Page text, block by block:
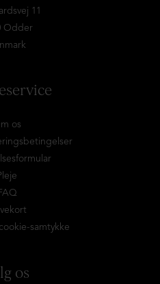
11
Odder
os
samtykke
os